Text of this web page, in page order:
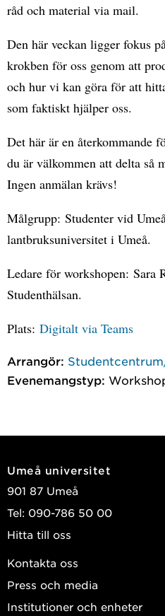
råd och material via mail.
Den här veckan ligger fokus
krokben för oss genom att
och hur vi kan göra för att
som faktiskt hjälper oss.
Det här är en återkommande
du är välkommen att delta så
Ingen anmälan krävs!
Målgrupp: Studenter vid
lantbruksuniversitet i Umeå.
Ledare för workshopen: Sara
Studenthälsan.
Plats: Digitalt via Teams
Arrangör:
Evenemangstyp:
Umeå universitet
901 87 Umeå
Tel: 090-786 50 00
Hitta till oss
Kontakta oss
Press och media
Institutioner och enheter